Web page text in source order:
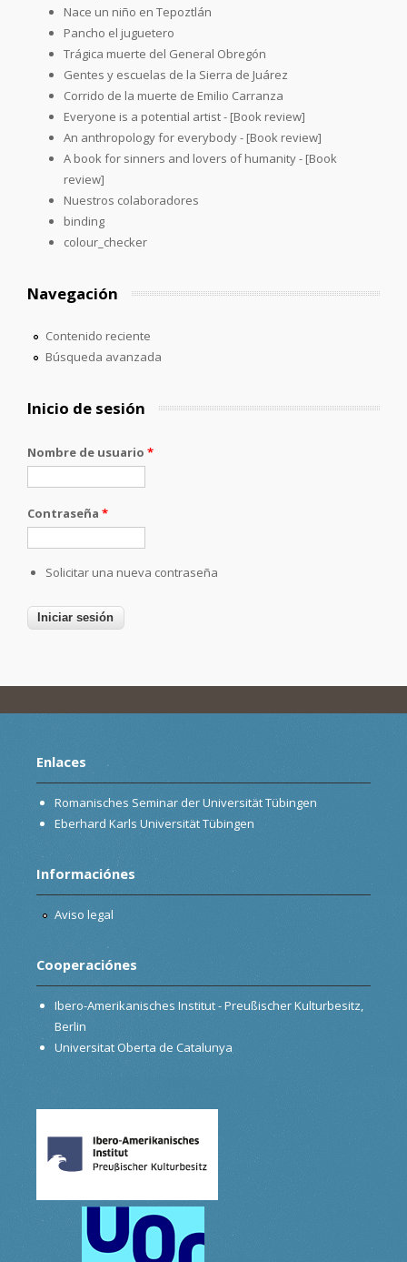
Nace un niño en Tepoztlán
Pancho el juguetero
Trágica muerte del General Obregón
Gentes y escuelas de la Sierra de Juárez
Corrido de la muerte de Emilio Carranza
Everyone is a potential artist - [Book review]
An anthropology for everybody - [Book review]
A book for sinners and lovers of humanity - [Book
review]
Nuestros colaboradores
binding
colour_checker
Navegación
Contenido reciente
Búsqueda avanzada
Inicio de sesión
Nombre de usuario *
Contraseña *
Solicitar una nueva contraseña
Enlaces
Romanisches Seminar der Universität Tübingen
Eberhard Karls Universität Tübingen
Informaciónes
Aviso legal
Cooperaciónes
Ibero-Amerikanisches Institut - Preußischer Kulturbesitz,
Berlin
Universitat Oberta de Catalunya